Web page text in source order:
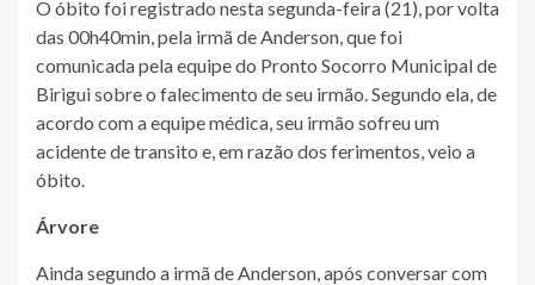
O óbito foi registrado nesta segunda-feira (21), por volta
das 00h40min, pela irmã de Anderson, que foi
comunicada pela equipe do Pronto Socorro Municipal de
Birigui sobre o falecimento de seu irmão. Segundo ela, de
acordo com a equipe médica, seu irmão sofreu um
acidente de transito e, em razão dos ferimentos, veio a
óbito.
Árvore
Ainda segundo a irmã de Anderson, após conversar com